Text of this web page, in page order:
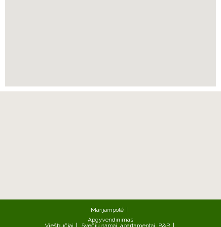
Marijampolė
Apgyvendinimas
Viešbučiai
Svečių namai, apartamentai, B&B